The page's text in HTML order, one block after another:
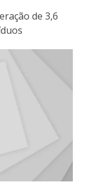
de 3,6